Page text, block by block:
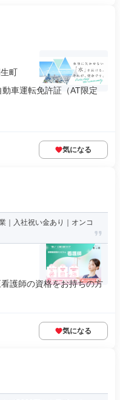
町
車運転免許証（AT限定
気になる
｜入社祝い金あり｜オンコ
護師の資格をお持ちの方
気になる